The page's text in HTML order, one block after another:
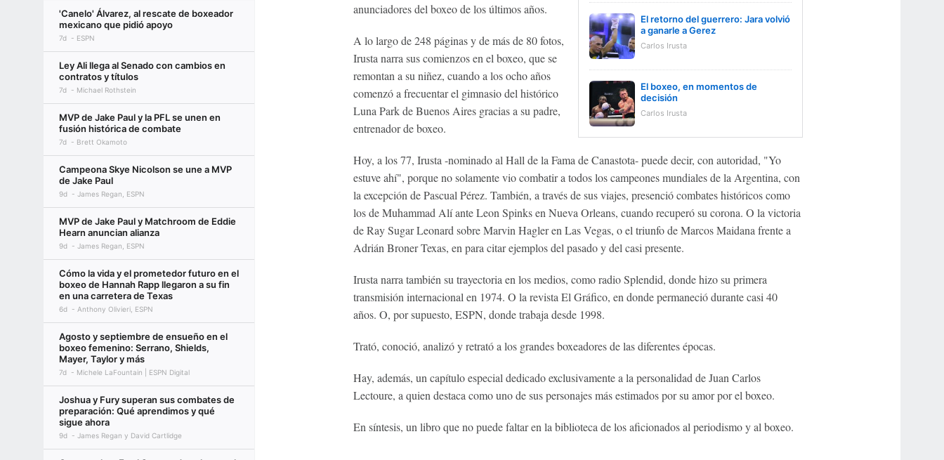
'Canelo' Álvarez, al rescate de boxeador
mexicano que pidió apoyo
7d ESPN
Ley Ali llega al Senado con cambios en
contratos y títulos
7d Michael Rothstein
MVP de Jake Paul y la PFL se unen en
fusión histórica de combate
7d Brett Okamoto
Campeona Skye Nicolson se une a MVP
de Jake Paul
9d James Regan, ESPN
MVP de Jake Paul y Matchroom de Eddie
Hearn anuncian alianza
9d James Regan, ESPN
Cómo la vida y el prometedor futuro en el
boxeo de Hannah Rapp llegaron a su fin
en una carretera de Texas
6d Anthony Olivieri, ESPN
Agosto y septiembre de ensueño en el
boxeo femenino: Serrano, Shields,
Mayer, Taylor y más
7d Michele LaFountain | ESPN Digital
Joshua y Fury superan sus combates de
preparación: Qué aprendimos y qué
sigue ahora
9d James Regan y David Cartlidge
El retorno del guerrero: Jara volvió
a ganarle a Gerez
Carlos Irusta
El boxeo, en momentos de
decisión
Carlos Irusta
anunciadores del boxeo de los últimos años.
A lo largo de 248 páginas y de más de 80 fotos,
Irusta narra sus comienzos en el boxeo, que se
remontan a su niñez, cuando a los ocho años
comenzó a frecuentar el gimnasio del histórico
Luna Park de Buenos Aires gracias a su padre,
entrenador de boxeo.
Hoy, a los 77, Irusta -nominado al Hall de la Fama de Canastota- puede decir, con autoridad, "Yo
estuve ahí", porque no solamente vio combatir a todos los campeones mundiales de la Argentina, con
la excepción de Pascual Pérez. También, a través de sus viajes, presenció combates históricos como
los de Muhammad Alí ante Leon Spinks en Nueva Orleans, cuando recuperó su corona. O la victoria
de Ray Sugar Leonard sobre Marvin Hagler en Las Vegas, o el triunfo de Marcos Maidana frente a
Adrián Broner Texas, en para citar ejemplos del pasado y del casi presente.
Irusta narra también su trayectoria en los medios, como radio Splendid, donde hizo su primera
transmisión internacional en 1974. O la revista El Gráfico, en donde permaneció durante casi 40
años. O, por supuesto, ESPN, donde trabaja desde 1998.
Trató, conoció, analizó y retrató a los grandes boxeadores de las diferentes épocas.
Hay, además, un capítulo especial dedicado exclusivamente a la personalidad de Juan Carlos
Lectoure, a quien destaca como uno de sus personajes más estimados por su amor por el boxeo.
En síntesis, un libro que no puede faltar en la biblioteca de los aficionados al periodismo y al boxeo.